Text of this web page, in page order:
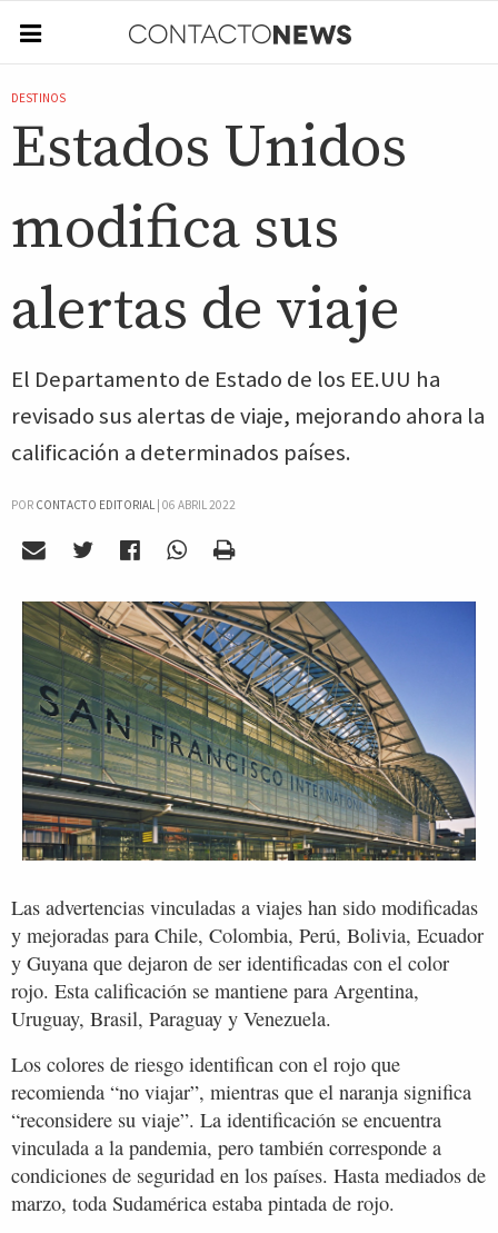
DESTINOS
Estados Unidos
modifica sus
alertas de viaje
El Departamento de Estado de los EE.UU ha
revisado sus alertas de viaje, mejorando ahora la
calificación a determinados países.
POR CONTACTO EDITORIAL| 06 ABRIL 2022
Las advertencias vinculadas a viajes han sido modificadas
y mejoradas para Chile, Colombia, Perú, Bolivia, Ecuador
y Guyana que dejaron de ser identificadas con el color
rojo. Esta calificación se mantiene para Argentina,
Uruguay, Brasil, Paraguay y Venezuela.
Los colores de riesgo identifican con el rojo que
recomienda “no viajar”, mientras que el naranja significa
“reconsidere su viaje”. La identificación se encuentra
vinculada a la pandemia, pero también corresponde a
condiciones de seguridad en los países. Hasta mediados de
marzo, toda Sudamérica estaba pintada de rojo.